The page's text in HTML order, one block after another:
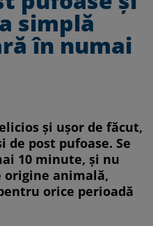
simplă
în numai
și ușor de făcut,
de post pufoase. Se
10 minute, și nu
animală,
orice perioadă